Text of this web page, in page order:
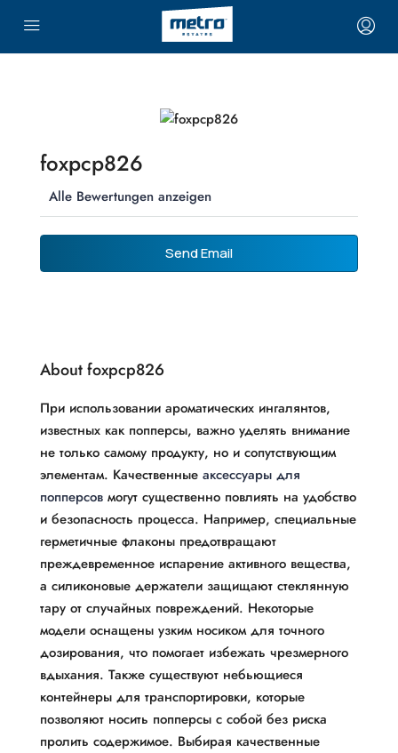
foxpcp826
Alle Bewertungen anzeigen
Send Email
About foxpcp826
При использовании ароматических ингалянтов,
известных как попперсы, важно уделять внимание
не только самому продукту, но и сопутствующим
элементам. Качественные аксессуары для
попперсов могут существенно повлиять на удобство
и безопасность процесса. Например, специальные
герметичные флаконы предотвращают
преждевременное испарение активного вещества,
а силиконовые держатели защищают стеклянную
тару от случайных повреждений. Некоторые
модели оснащены узким носиком для точного
дозирования, что помогает избежать чрезмерного
вдыхания. Также существуют небьющиеся
контейнеры для транспортировки, которые
позволяют носить попперсы с собой без риска
пролить содержимое. Выбирая качественные